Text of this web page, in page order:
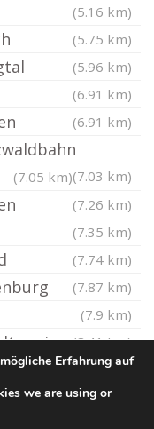
(5.16 km)
(5.75 km)
(5.96 km)
(6.91 km)
(6.91 km)
(7.03 km)
(7.05 km)
(7.26 km)
(7.35 km)
(7.74 km)
(7.87 km)
(7.9 km)
(8.41 km)
Erfahrung auf
we are using or